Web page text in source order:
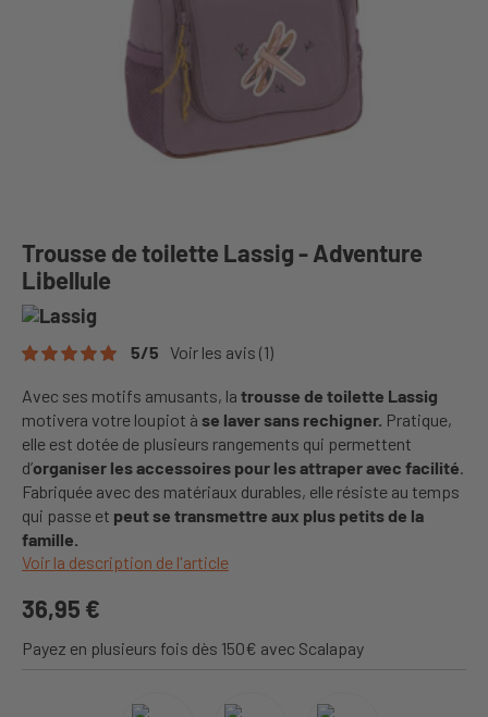
Trousse de toilette Lassig - Adventure
Libellule
5/5 Voir les avis (1)
Avec ses motifs amusants, la trousse de toilette Lassig
motivera votre loupiot à se laver sans rechigner. Pratique,
elle est dotée de plusieurs rangements qui permettent
d’organiser les accessoires pour les attraper avec facilité.
Fabriquée avec des matériaux durables, elle résiste au temps
qui passe et peut se transmettre aux plus petits de la
famille.
Voir la description de l'article
36,95 €
Payez en plusieurs fois dès 150€ avec Scalapay